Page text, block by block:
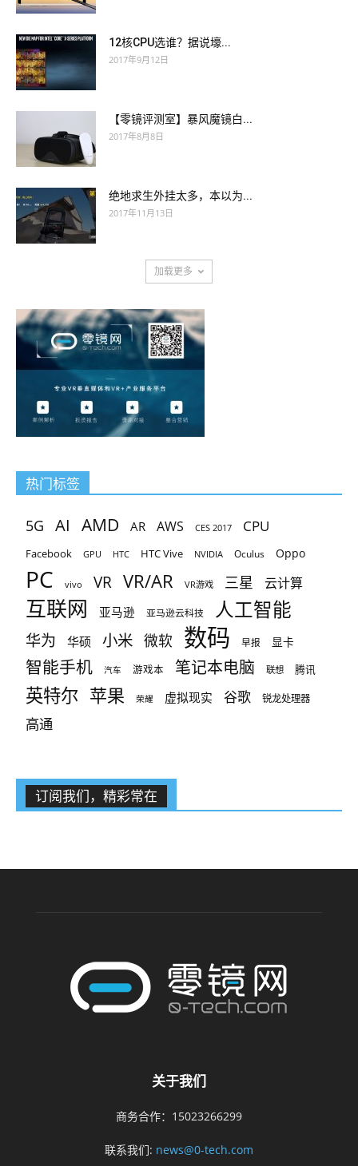
12核CPU选谁？据说壕...
2017年9月12日
【零镜评测室】暴风魔镜白...
2017年8月8日
绝地求生外挂太多，本以为...
2017年11月13日
加载更多
热门标签
5G AI AMD AR AWS CES 2017 CPU
Facebook GPU HTC HTC Vive NVIDIA Oculus Oppo
PC vivo VR VR/AR VR游戏 三星 云计算
互联网 亚马逊 亚马逊云科技 人工智能
华为 华硕 小米 微软 数码 早报 显卡
智能手机 汽车 游戏本 笔记本电脑 联想 腾讯
英特尔 苹果 荣耀 虚拟现实 谷歌 锐龙处理器
高通
订阅我们，精彩常在
关于我们
商务合作：15023266299
联系我们: news@0-tech.com